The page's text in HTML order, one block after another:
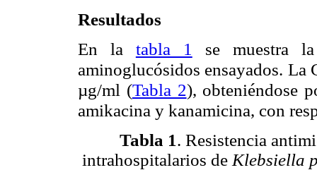
Resultados
En la tabla 1
se muestra
aminoglucósidos ensayados. La
µg/ml (Tabla 2), obteniéndose
amikacina y kanamicina, con
Tabla 1. Resistencia
intrahospitalarios de Klebsiella